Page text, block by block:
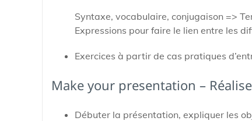
Syntaxe, vocabulaire, conjugaison =>
Expressions pour faire le lien entre les
Exercices à partir de cas pratiques
Make your presentation –
Débuter la présentation, expliquer les